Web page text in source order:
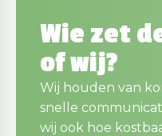
Wie zet
of wij?
Wij houden van
snelle
wij ook hoe